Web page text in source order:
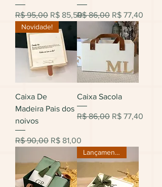
Preço normal
R$ 95,00 Preço promocional
R$ 85,50Preço normal
R$ 86,00 Preço
R$ 77,40
Novidade!
Caixa De
Madeira Pais dos
noivos
Preço normal
R$ 90,00 Preço promocional
R$ 81,00
Caixa Sacola
Preço normal
R$ 86,00 Preço
R$ 77,40
Lançamento!